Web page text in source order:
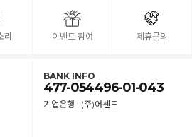
리 이벤트 참여 제휴문의
BANK INFO
477-054496-01-043
기업은행 : (주)어센드